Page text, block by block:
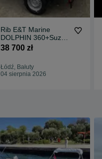
Rib E&T Marine
DOLPHIN 360+Suzuki
DF20 ARS Cena lato
38 700 zł
Łódź, Bałuty
04 sierpnia 2026